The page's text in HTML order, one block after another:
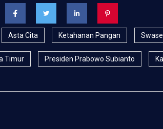
Asta Cita Ketahanan Pangan
Timur Presiden Prabowo Subianto